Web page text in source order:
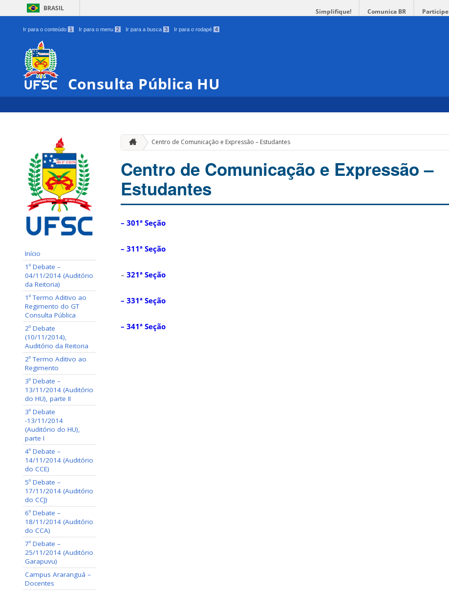
BRASIL Simplifique! Comunica BR Participe
Ir para o conteúdo 1 Ir para o menu 2 Ir para a busca 3 Ir para o rodapé 4
Consulta Pública HU
Início
1º Debate –
04/11/2014 (Auditório
da Reitoria)
1º Termo Aditivo ao
Regimento do GT
Consulta Pública
2º Debate
(10/11/2014),
Auditório da Reitoria
2º Termo Aditivo ao
Regimento
3º Debate –
13/11/2014 (Auditório
do HU), parte II
3º Debate
-13/11/2014
(Auditório do HU),
parte I
4º Debate –
14/11/2014 (Auditório
do CCE)
5º Debate –
17/11/2014 (Auditório
do CCJ)
6º Debate –
18/11/2014 (Auditório
do CCA)
7º Debate –
25/11/2014 (Auditório
Garapuvu)
Campus Araranguá –
Docentes
Centro de Comunicação e Expressão – Estudantes
Centro de Comunicação e Expressão –
Estudantes
– 301ª Seção
– 311ª Seção
– 321ª Seção
– 331ª Seção
– 341ª Seção